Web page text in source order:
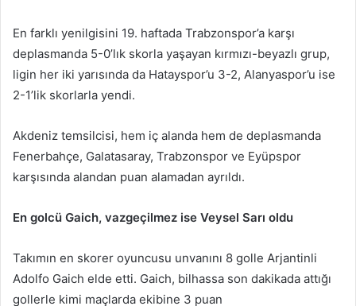
En farklı yenilgisini 19. haftada Trabzonspor’a karşı
deplasmanda 5-0’lık skorla yaşayan kırmızı-beyazlı grup,
ligin her iki yarısında da Hatayspor’u 3-2, Alanyaspor’u ise
2-1’lik skorlarla yendi.
Akdeniz temsilcisi, hem iç alanda hem de deplasmanda
Fenerbahçe, Galatasaray, Trabzonspor ve Eyüpspor
karşısında alandan puan alamadan ayrıldı.
En golcü Gaich, vazgeçilmez ise Veysel Sarı oldu
Takımın en skorer oyuncusu unvanını 8 golle Arjantinli
Adolfo Gaich elde etti. Gaich, bilhassa son dakikada attığı
gollerle kimi maçlarda ekibine 3 puan